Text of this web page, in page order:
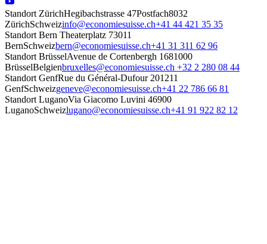
Standort ZürichHegibachstrasse 47Postfach8032
ZürichSchweizinfo@economiesuisse.ch+41 44 421 35 35
Standort Bern Theaterplatz 73011
BernSchweizbern@economiesuisse.ch+41 31 311 62 96
Standort BrüsselAvenue de Cortenbergh 1681000
BrüsselBelgienbruxelles@economiesuisse.ch +32 2 280 08 44
Standort GenfRue du Général-Dufour 201211
GenfSchweizgeneve@economiesuisse.ch+41 22 786 66 81
Standort LuganoVia Giacomo Luvini 46900
LuganoSchweizlugano@economiesuisse.ch+41 91 922 82 12